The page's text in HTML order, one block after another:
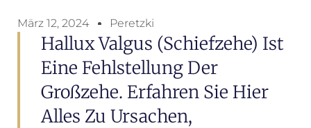
März 12, 2024 Peretzki
Hallux Valgus (Schiefzehe) Ist
Eine Fehlstellung Der
Großzehe. Erfahren Sie Hier
Alles Zu Ursachen,